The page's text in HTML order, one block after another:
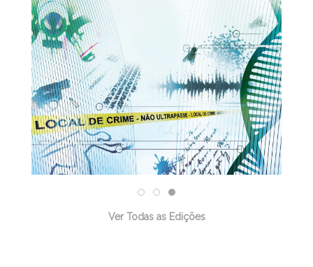
Ver Todas as Edições